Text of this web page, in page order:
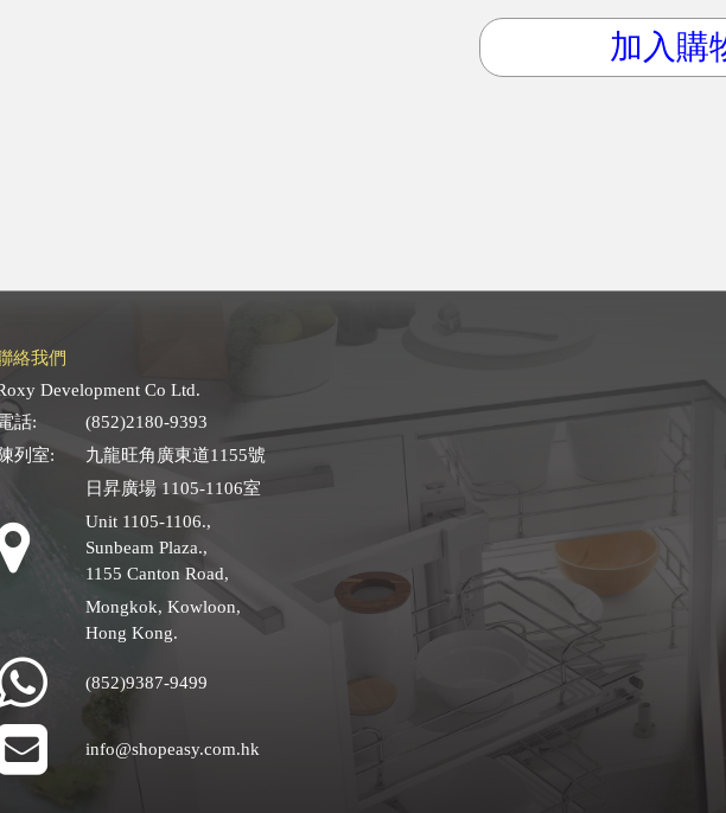
加入購
絡我們
Development Co Ltd.
話:
(852)2180-9393
列室:
九龍旺角廣東道1155號
日昇廣場 1105-1106室
Unit 1105-1106.,
Sunbeam Plaza.,
1155 Canton Road,
Mongkok, Kowloon,
Hong Kong.
(852)9387-9499
info@shopeasy.com.hk